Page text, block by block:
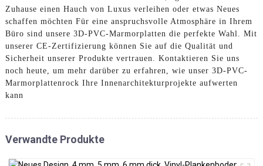
Zuhause einen Hauch von Luxus verleihen oder etwas Neues
schaffen möchten Für eine anspruchsvolle Atmosphäre in Ihrem
Büro sind unsere 3D-PVC-Marmorplatten die perfekte Wahl. Mit
unserer CE-Zertifizierung können Sie auf die Qualität und
Sicherheit unserer Produkte vertrauen. Kontaktieren Sie uns
noch heute, um mehr darüber zu erfahren, wie unser 3D-PVC-
Marmorplattenrock Ihre Innenarchitekturprojekte aufwerten
kann
Verwandte Produkte